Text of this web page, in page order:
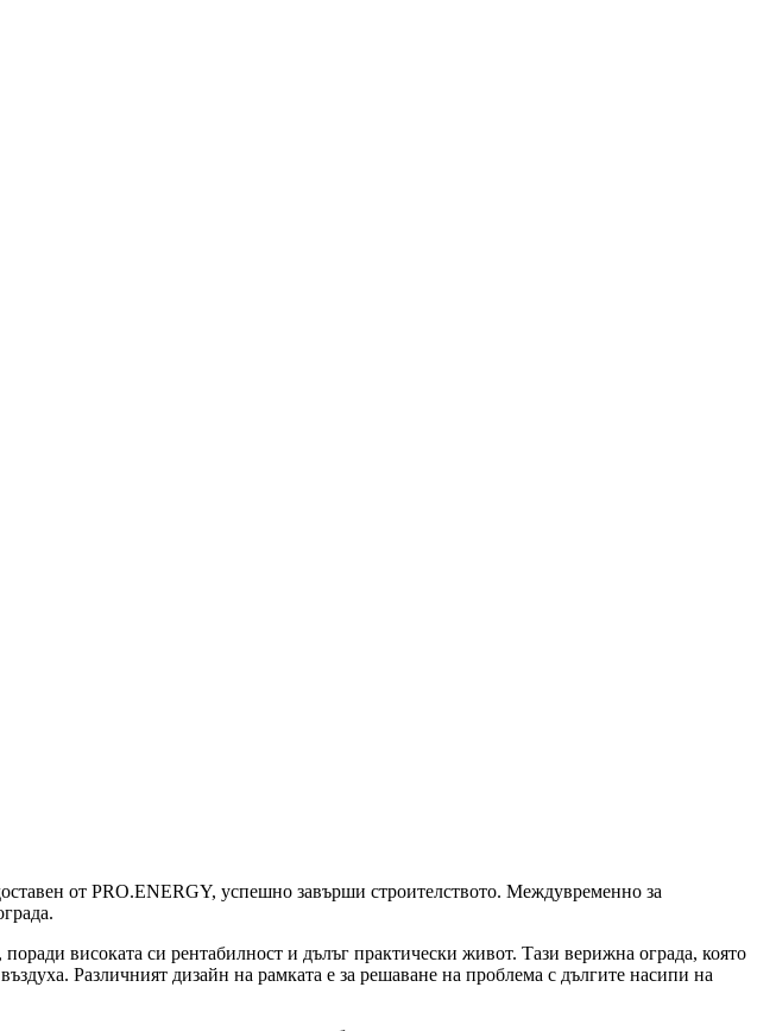
от PRO.ENERGY, успешно завърши строителството. Междувременно за
високата си рентабилност и дълъг практически живот. Тази верижна ограда, която
Различният дизайн на рамката е за решаване на проблема с дългите насипи на